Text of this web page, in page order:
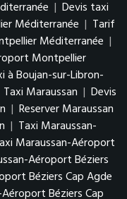
| Devis taxi
Méditerranée | Tarif
Méditerranée |
Montpellier
à Boujan-sur-Libron-
Taxi Maraussan | Devis
| Reserver Maraussan
| Taxi Maraussan-
Maraussan-Aéroport
Aéroport Béziers
Béziers Cap Agde
Béziers Cap